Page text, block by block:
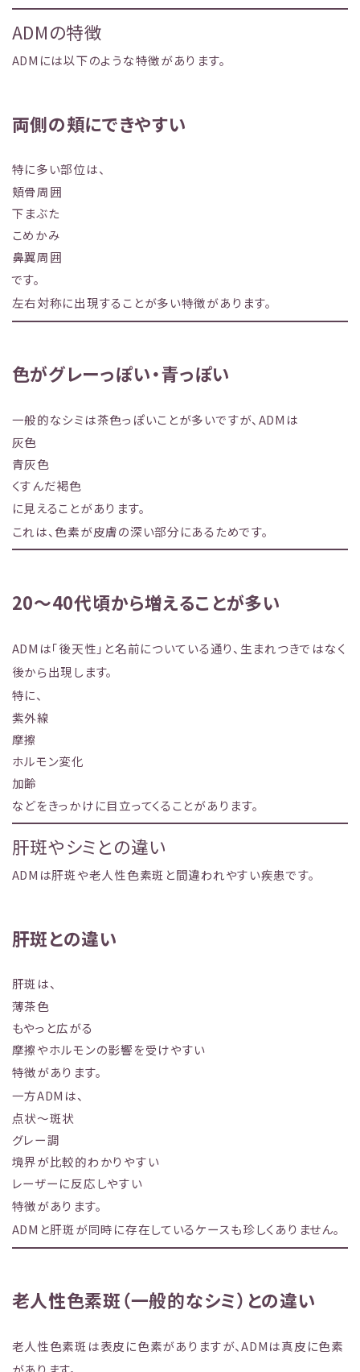
ADMの特徴
ADMには以下のような特徴があります。
両側の頬にできやすい
特に多い部位は、
頬骨周囲
下まぶた
こめかみ
鼻翼周囲
です。
左右対称に出現することが多い特徴があります。
色がグレーっぽい・青っぽい
一般的なシミは茶色っぽいことが多いですが、ADMは
灰色
青灰色
くすんだ褐色
に見えることがあります。
これは、色素が皮膚の深い部分にあるためです。
20〜40代頃から増えることが多い
ADMは「後天性」と名前についている通り、生まれつきではなく
後から出現します。
特に、
紫外線
摩擦
ホルモン変化
加齢
などをきっかけに目立ってくることがあります。
肝斑やシミとの違い
ADMは肝斑や老人性色素斑と間違われやすい疾患です。
肝斑との違い
肝斑は、
薄茶色
もやっと広がる
摩擦やホルモンの影響を受けやすい
特徴があります。
一方ADMは、
点状〜斑状
グレー調
境界が比較的わかりやすい
レーザーに反応しやすい
特徴があります。
ADMと肝斑が同時に存在しているケースも珍しくありません。
老人性色素斑（一般的なシミ）との違い
老人性色素斑は表皮に色素がありますが、ADMは真皮に色素